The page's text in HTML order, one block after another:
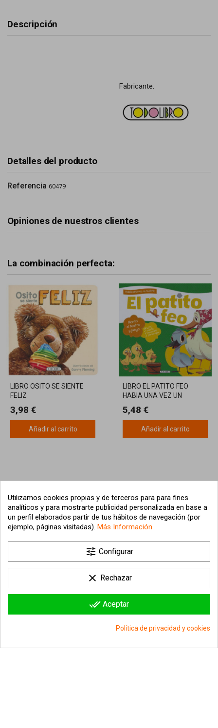
Descripción
Fabricante:
Detalles del producto
Referencia 60479
Opiniones de nuestros clientes
La combinación perfecta:
LIBRO OSITO SE SIENTE
FELIZ
3,98 €
Añadir al carrito
LIBRO EL PATITO FEO
HABIA UNA VEZ UN
5,48 €
Añadir al carrito
Información sobre la tienda 
Utilizamos cookies propias y de terceros para para fines
analíticos y para mostrarte publicidad personalizada en base a
un perfil elaborados partir de tus hábitos de navegación (por
ejemplo, páginas visitadas). Más Información
tune Configurar
clear Rechazar
done_all Aceptar
Política de privacidad y cookies